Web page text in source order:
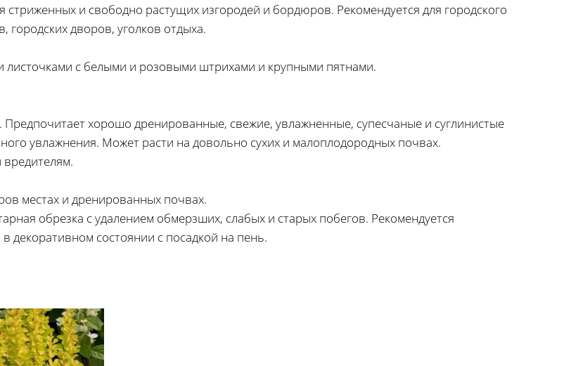
и свободно растущих изгородей и бордюров. Рекомендуется для городского
городских дворов, уголков отдыха.
листочками с белыми и розовыми штрихами и крупными пятнами.
хорошо дренированные, свежие, увлажненные, супесчаные и суглинистые
увлажнения. Может расти на довольно сухих и малоплодородных почвах.
местах и дренированных почвах.
обрезка с удалением обмерзших, слабых и старых побегов. Рекомендуется
состоянии с посадкой на пень.